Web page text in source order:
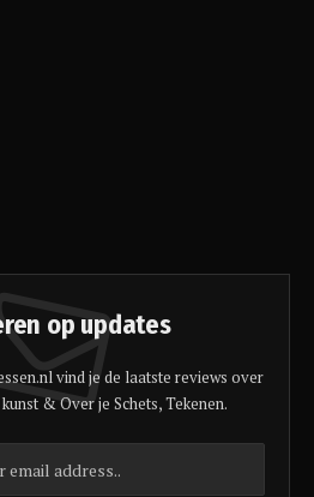
op updates
vind je de laatste reviews over
& Over je Schets, Tekenen.